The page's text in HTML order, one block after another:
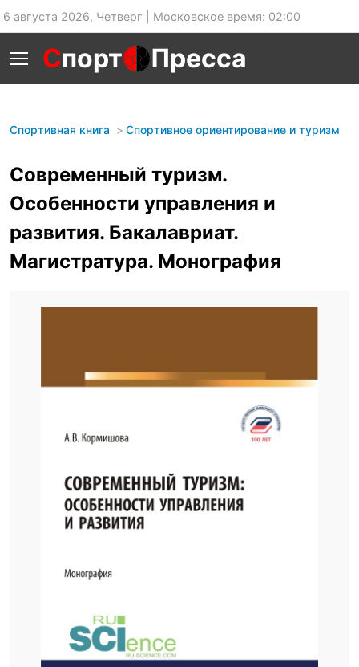
6 августа 2026, Четверг | Московское время: 02:00
Спорт Пресса
Спортивная книга Спортивное ориентирование и туризм
Современный туризм.
Особенности управления и
развития. Бакалавриат.
Магистратура. Монография